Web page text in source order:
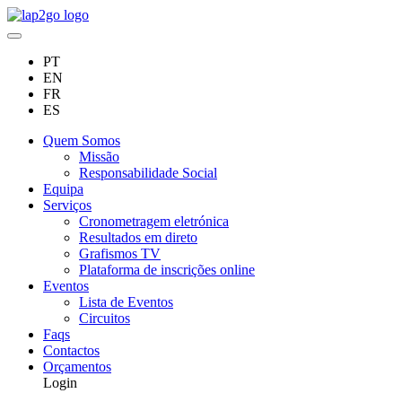
PT
EN
FR
ES
Quem Somos
Missão
Responsabilidade Social
Equipa
Serviços
Cronometragem eletrónica
Resultados em direto
Grafismos TV
Plataforma de inscrições online
Eventos
Lista de Eventos
Circuitos
Faqs
Contactos
Orçamentos
Login